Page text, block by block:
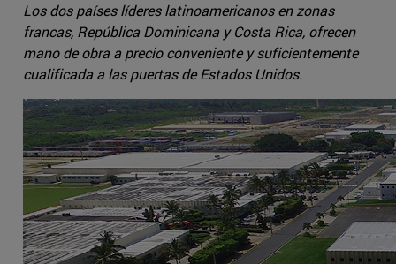
Los dos países líderes latinoamericanos en zonas
francas, República Dominicana y Costa Rica, ofrecen
mano de obra a precio conveniente y suficientemente
cualificada a las puertas de Estados Unidos.